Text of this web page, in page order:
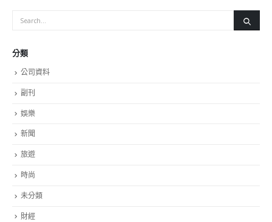
分類
公司資料
副刊
娛樂
新聞
旅遊
時尚
未分類
財經